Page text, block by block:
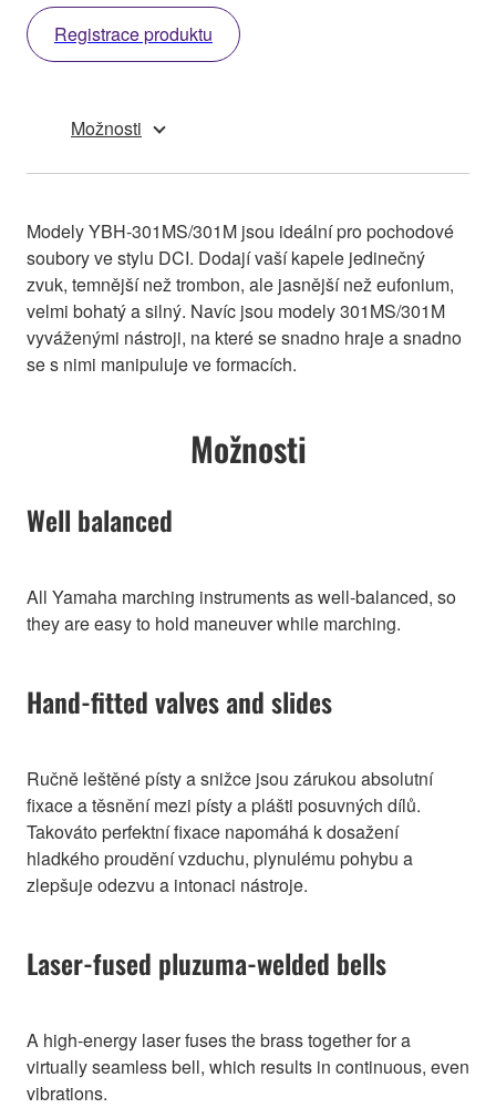
Registrace produktu
Možnosti
Modely YBH-301MS/301M jsou ideální pro pochodové
soubory ve stylu DCI. Dodají vaší kapele jedinečný
zvuk, temnější než trombon, ale jasnější než eufonium,
velmi bohatý a silný. Navíc jsou modely 301MS/301M
vyváženými nástroji, na které se snadno hraje a snadno
se s nimi manipuluje ve formacích.
Možnosti
Well balanced
All Yamaha marching instruments as well-balanced, so
they are easy to hold maneuver while marching.
Hand-fitted valves and slides
Ručně leštěné písty a snižce jsou zárukou absolutní
fixace a těsnění mezi písty a plášti posuvných dílů.
Takováto perfektní fixace napomáhá k dosažení
hladkého proudění vzduchu, plynulému pohybu a
zlepšuje odezvu a intonaci nástroje.
Laser-fused pluzuma-welded bells
A high-energy laser fuses the brass together for a
virtually seamless bell, which results in continuous, even
vibrations.